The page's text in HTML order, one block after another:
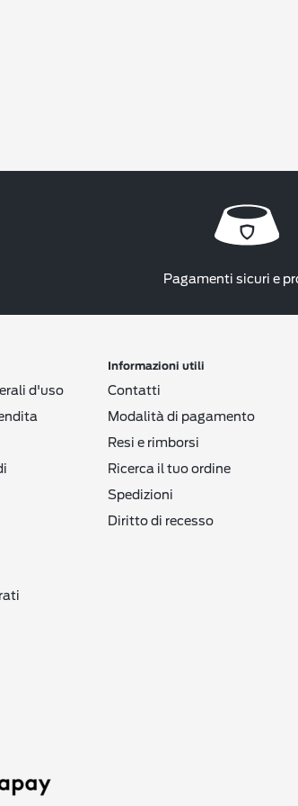
Pagamenti sicuri e
d'uso
Informazioni utili
Contatti
Modalità di pagamento
Resi e rimborsi
Ricerca il tuo ordine
Spedizioni
Diritto di recesso